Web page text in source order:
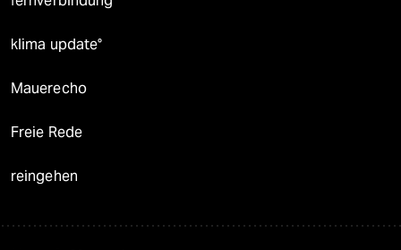
klima update°
Mauerecho
Freie Rede
reingehen